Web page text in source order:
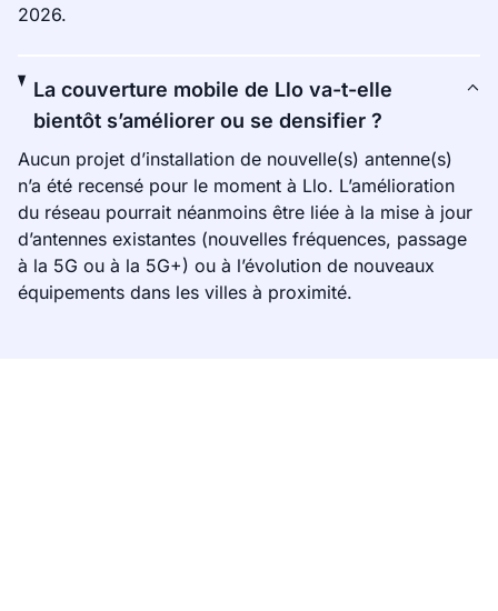
2026.
La couverture mobile de Llo va-t-elle
bientôt s’améliorer ou se densifier ?
Aucun projet d’installation de nouvelle(s) antenne(s)
n’a été recensé pour le moment à Llo. L’amélioration
du réseau pourrait néanmoins être liée à la mise à jour
d’antennes existantes (nouvelles fréquences, passage
à la 5G ou à la 5G+) ou à l’évolution de nouveaux
équipements dans les villes à proximité.